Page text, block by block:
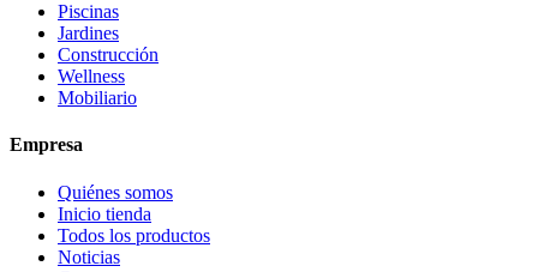
Piscinas
Jardines
Construcción
Wellness
Mobiliario
Empresa
Quiénes somos
Inicio tienda
Todos los productos
Noticias